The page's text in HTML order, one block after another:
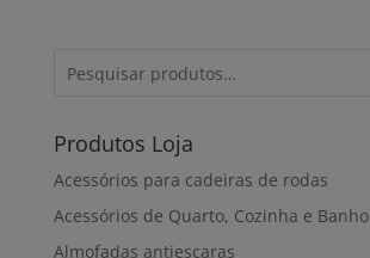
Produtos Loja
Acessórios para cadeiras de rodas
Acessórios de Quarto, Cozinha e Banho
Almofadas antiescaras